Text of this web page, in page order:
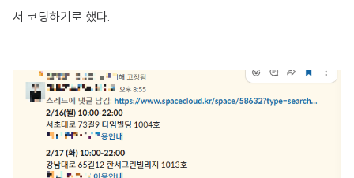
서 코딩하기로 했다.